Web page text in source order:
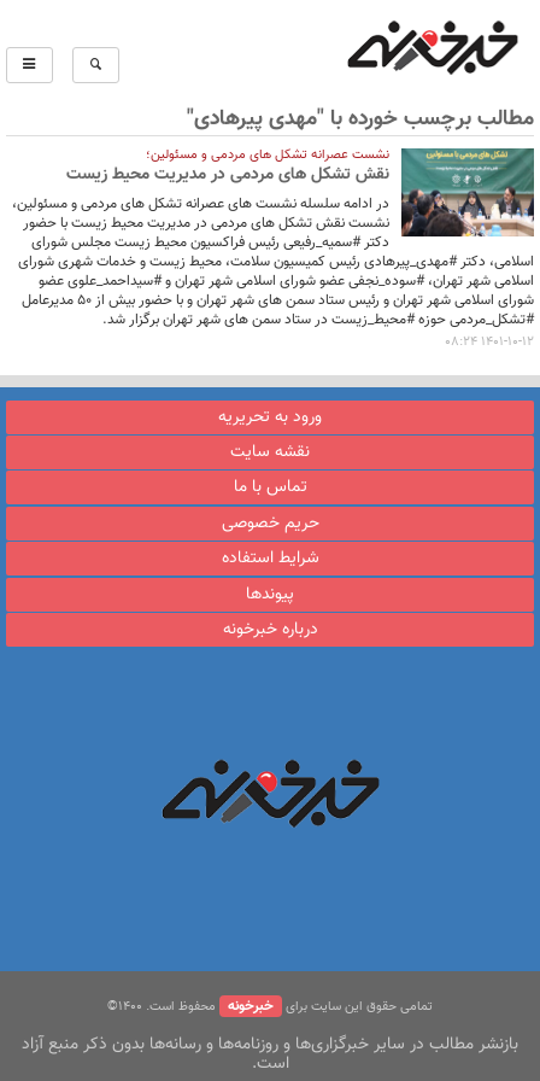
مطالب برچسب خورده با "مهدی پیرهادی"
نشست عصرانه تشکل های مردمی و مسئولین؛
نقش تشکل های مردمی در مدیریت محیط زیست
در ادامه سلسله نشست های عصرانه تشکل های مردمی و مسئولین،
نشست نقش تشکل های مردمی در مدیریت محیط زیست با حضور
دکتر #سمیه_رفیعی رئیس فراکسیون محیط زیست مجلس شورای
اسلامی، دکتر #مهدی_پیرهادی رئیس کمیسیون سلامت، محیط زیست و خدمات شهری شورای
اسلامی شهر تهران، #سوده_نجفی عضو شورای اسلامی شهر تهران و #سیداحمد_علوی عضو
شورای اسلامی شهر تهران و رئیس ستاد سمن های شهر تهران و با حضور بیش از ۵۰ مدیرعامل
#تشکل_مردمی حوزه #محیط_زیست در ستاد سمن های شهر تهران برگزار شد.
1401-10-12 08:24
ورود به تحریریه
نقشه سایت
تماس با ما
حریم خصوصی
شرایط استفاده
پیوندها
درباره خبرخونه
تمامی حقوق این سایت برای خبرخونه محفوظ است. ۱400©
بازنشر مطالب در سایر خبرگزاری‌ها و روزنامه‌ها و رسانه‌ها بدون ذکر منبع آزاد
است.